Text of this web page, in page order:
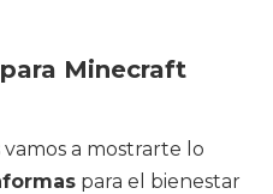
Minecraft
a mostrarte lo
para el bienestar